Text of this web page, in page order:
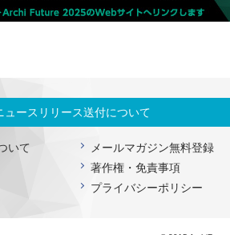
ュースリリース送付について
いて
メールマガジン無料登録
著作権・免責事項
プライバシーポリシー